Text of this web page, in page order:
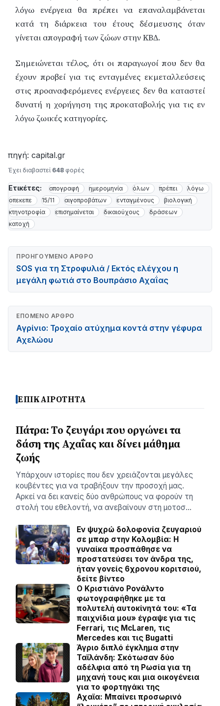
λόγω ενέργεια θα πρέπει να επαναλαμβάνεται
κατά τη διάρκεια του έτους δέσμευσης όταν
γίνεται απογραφή των ζώων στην ΚΒΔ.
Σημειώνεται τέλος, ότι οι παραγωγοί που δεν θα
έχουν προβεί για τις ενταγμένες εκμεταλλεύσεις
στις προαναφερόμενες ενέργειες δεν θα καταστεί
δυνατή η χορήγηση της προκαταβολής για τις εν
λόγω ζωικές κατηγορίες.
πηγή: capital.gr
Έχει διαβαστεί 648 φορές
Ετικέτες: απογραφή ημερομηνία όλων πρέπει
λόγω
οπεκεπε
15/11 αιγοπροβάτων ενταγμένους
βιολογική
κτηνοτροφία
επισημαίνεται δικαιούχους
δράσεων
κατοχή
ΠΡΟΗΓΟΎΜΕΝΟ ΆΡΘΡΟ
SOS για τη Στροφυλιά / Εκτός ελέγχου η
μεγάλη φωτιά στο Βουπράσιο Αχαΐας
ΕΠΌΜΕΝΟ ΆΡΘΡΟ
Αγρίνιο: Τροχαίο ατύχημα κοντά στην γέφυρα
Αχελώου
ΕΠΙΚΑΙΡΟΤΗΤΑ
Πάτρα: Το ζευγάρι που οργώνει τα
δάση της Αχαΐας και δίνει μάθημα
ζωής
Υπάρχουν ιστορίες που δεν χρειάζονται μεγάλες
κουβέντες για να τραβήξουν την προσοχή μας.
Αρκεί να δει κανείς δύο ανθρώπους να φορούν τη
στολή του εθελοντή, να ανεβαίνουν στη μοτοσ…
Εν ψυχρώ δολοφονία ζευγαριού
σε μπαρ στην Κολομβία: Η
γυναίκα προσπάθησε να
προστατεύσει τον άνδρα της,
ήταν γονείς 6χρονου κοριτσιού,
δείτε βίντεο
Ο Κριστιάνο Ρονάλντο
φωτογραφήθηκε με τα
πολυτελή αυτοκίνητά του: «Τα
παιχνίδια μου» έγραψε για τις
Ferrari, τις McLaren, τις
Mercedes και τις Bugatti
Άγριο διπλό έγκλημα στην
Ταϊλάνδη: Σκότωσαν δύο
αδέλφια από τη Ρωσία για τη
μηχανή τους και μια οικογένεια
για το φορτηγάκι της
Αχαϊα: Μπαίνει προσωρινό